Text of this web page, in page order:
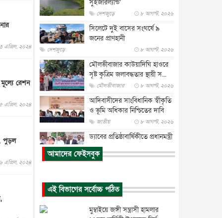
এপ্রিল, ২০২৪
রেশন
এপ্রিল, ২০২৪
পুড়ল
৬ এপ্রিল, ২০২৪
সুইজারল্যান্ড’
দেশজুড়ে ৮ আগস্ট, ২০২৬
সিলেটে দুই বাসের সংঘর্ষে ৯
জনের প্রাণহানী
দেশজুড়ে ৮ আগস্ট, ২০২৬
মৌলভীবাজার কাউয়াদিঘি হাওরে
সৃষ্ট কৃত্রিম জলাবদ্ধতার স্থায়ী স...
মৌলভীবাজার ৮ আগস্ট, ২০২৬
আদিবাসীদের সাংবিধানিক স্বীকৃতি
ও ভূমি অধিকার নিশ্চিতের দাবি
জাতীয় ৮ আগস্ট, ২০২৬
ড্যাবের প্রতিষ্ঠাবার্ষিকীতে প্রধানমন্ত্রী
জাতীয়
রাষ্ট্রপতি নির্বাচন : ডাকা হবে
জাতীয় ৮ আগস্ট, ২০২৬
শিল্পী অনুশ্রী রায়ের স্বপ...
আমাদের ফেইসবুক
এই বিভাগের সর্বোচ্চ পঠিত
মুম্বাইয়ে জঙ্গী সন্ত্রাসী হামলার